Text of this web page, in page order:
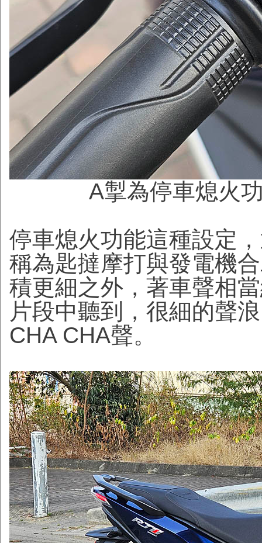
A掣為停車熄火
停車熄火功能這種設定
稱為匙撻摩打與發電機
積更細之外，著車聲相
片段中聽到，很細的聲
CHA CHA聲。